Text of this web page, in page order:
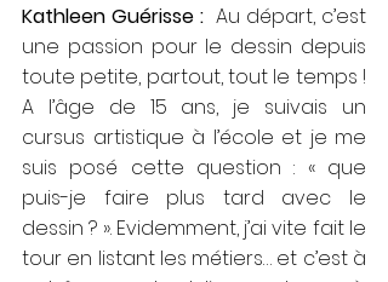
Kathleen Guérisse : Au départ, c’est
une passion pour le dessin depuis
toute petite, partout, tout le temps !
A l’âge de 15 ans, je suivais un
cursus artistique à l’école et je me
suis posé cette question : « que
puis-je faire plus tard avec le
dessin ? ». Evidemment, j’ai vite fait le
tour en listant les métiers… et c’est à